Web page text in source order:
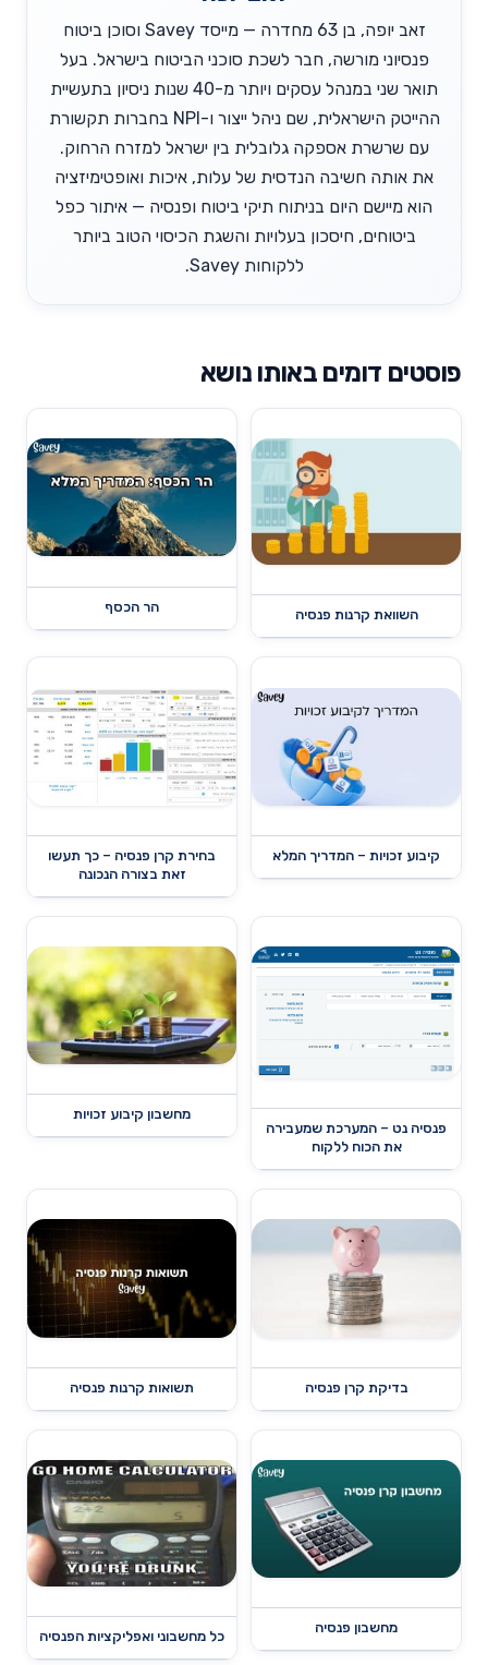
זאב יופה, בן 63 מחדרה — מייסד Savey וסוכן ביטוח
פנסיוני מורשה, חבר לשכת סוכני הביטוח בישראל. בעל
תואר שני במנהל עסקים ויותר מ-40 שנות ניסיון בתעשיית
ההייטק הישראלית, שם ניהל ייצור ו-NPI בחברות תקשורת
עם שרשרת אספקה גלובלית בין ישראל למזרח הרחוק.
את אותה חשיבה הנדסית של עלות, איכות ואופטימיזציה
הוא מיישם היום בניתוח תיקי ביטוח ופנסיה — איתור כפל
ביטוחים, חיסכון בעלויות והשגת הכיסוי הטוב ביותר
ללקוחות Savey.
פוסטים דומים באותו נושא
השוואת קרנות פנסיה
הר הכסף
קיבוע זכויות – המדריך המלא
בחירת קרן פנסיה – כך תעשו
זאת בצורה הנכונה
פנסיה נט – המערכת שמעבירה
את הכוח ללקוח
מחשבון קיבוע זכויות
בדיקת קרן פנסיה תשואות קרנות פנסיה
מחשבון פנסיה
כל מחשבוני ואפליקציות הפנסיה